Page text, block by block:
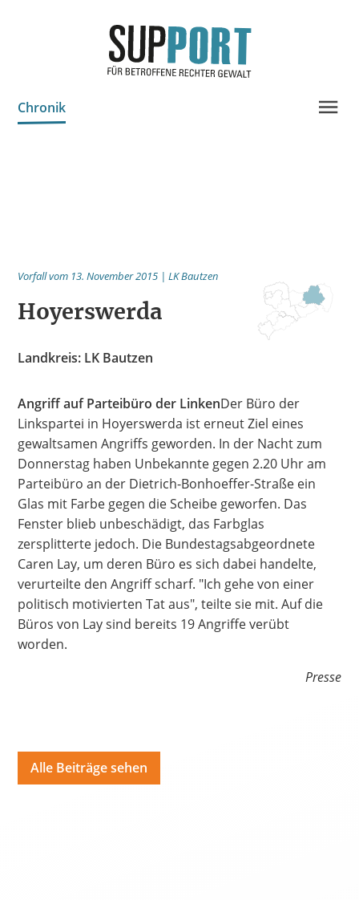
Chronik
Publikationen
Bildungsangebote
SPRACHEN
Deutsch العربية Český English
Français
Italiano
Kurdí فارسی Polski
Português
Русский
Español ትግርኛ Türkçe
Vorfall vom 13. November 2015 | LK Bautzen
Hoyerswerda
Landkreis: LK Bautzen
Angriff auf Parteibüro der LinkenDer Büro der
Linkspartei in Hoyerswerda ist erneut Ziel eines
gewaltsamen Angriffs geworden. In der Nacht zum
Donnerstag haben Unbekannte gegen 2.20 Uhr am
Parteibüro an der Dietrich-Bonhoeffer-Straße ein
Glas mit Farbe gegen die Scheibe geworfen. Das
Fenster blieb unbeschädigt, das Farbglas
zersplitterte jedoch. Die Bundestagsabgeordnete
Caren Lay, um deren Büro es sich dabei handelte,
verurteilte den Angriff scharf. "Ich gehe von einer
politisch motivierten Tat aus", teilte sie mit. Auf die
Büros von Lay sind bereits 19 Angriffe verübt
worden.
Presse
Alle Beiträge sehen